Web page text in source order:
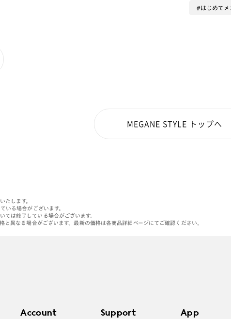
はじめてメ
MEGANE STYLE トップへ
たします。
いる場合がございます。
ては終了している場合がございます。
異なる場合がございます。最新の価格は各商品詳細ページにてご確認ください。
Account Support App